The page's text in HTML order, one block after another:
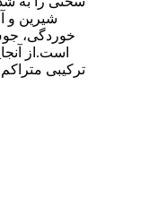
شیرین و
خوردگی،
است.از
ترکیبی